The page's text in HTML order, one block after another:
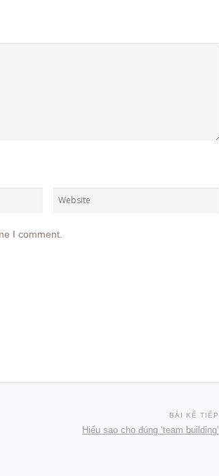
I comment.
BÀI KẾ TIẾP
Hiểu sao cho đúng ‘team building’